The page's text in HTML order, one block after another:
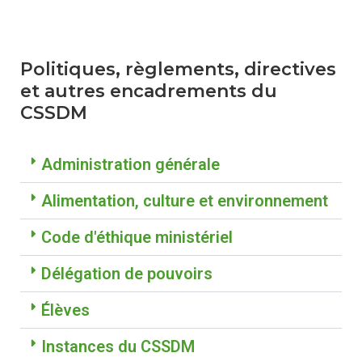
Politiques, règlements, directives
et autres encadrements du
CSSDM
Administration générale
Alimentation, culture et environnement
Code d'éthique ministériel
Délégation de pouvoirs
Élèves
Instances du CSSDM